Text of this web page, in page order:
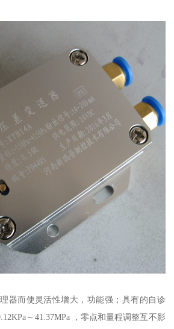
器而使灵活性增大，功能强；具有的自诊
～41.37MPa ，零点和量程调整互不影